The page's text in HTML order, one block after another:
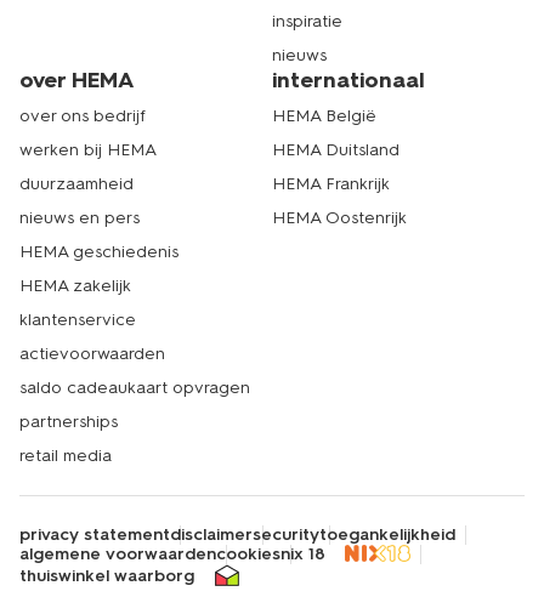
inspiratie
nieuws
over HEMA
over ons bedrijf
werken bij HEMA
duurzaamheid
nieuws en pers
HEMA geschiedenis
HEMA zakelijk
klantenservice
actievoorwaarden
saldo cadeaukaart opvragen
partnerships
retail media
internationaal
HEMA België
HEMA Duitsland
HEMA Frankrijk
HEMA Oostenrijk
privacy statementdisclaimersecuritytoegankelijkheid
algemene voorwaardencookiesnix 18
thuiswinkel waarborg